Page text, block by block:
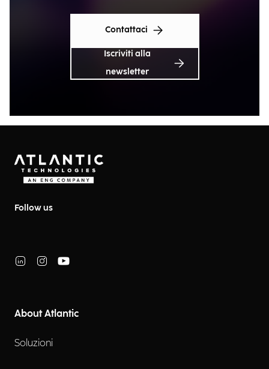
Contattaci
Iscriviti alla
newsletter
Follow us
About Atlantic
Soluzioni